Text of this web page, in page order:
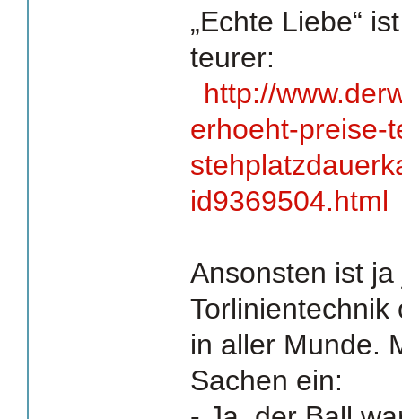
„Echte Liebe“
teurer:
http://
erhoeht-preise-
id9369504.html
Ansonsten ist
Torlinientechnik
in aller Munde.
Sachen ein: